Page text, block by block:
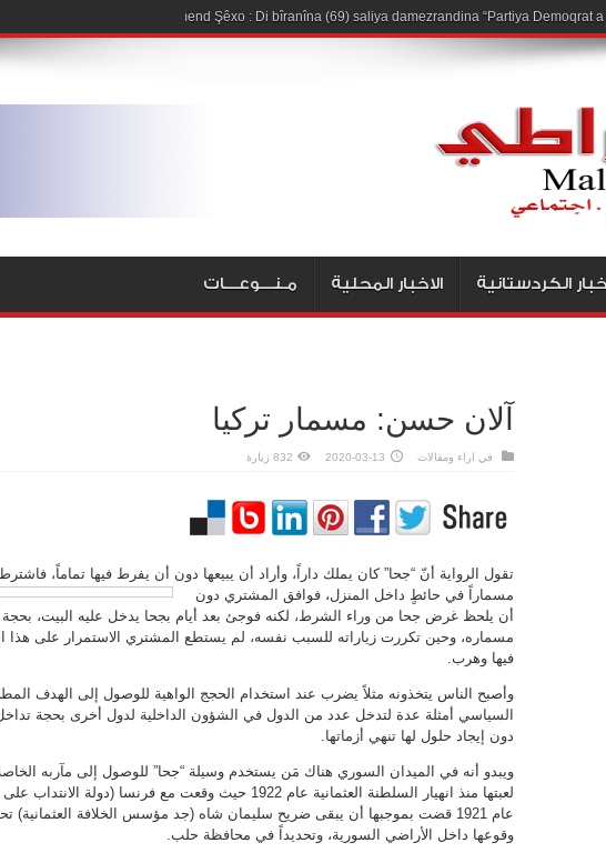
Hişmend Şêxo : Di bîranîna (69) saliya damezrandina “Partiya Demoqrat
الكردستانية الاخبار المحلية مـنـــوعـــات
آلان حسن: مسمار تركيا
في اراء ومقالات 2020-03-13 832 زيارة
تقول الرواية أنّ “جحا” كان يملك داراً، وأراد أن يبيعها دون أن يفرط فيها تماماً،
مسماراً في حائطٍ داخل المنزل، فوافق المشتري دون
أن يلحظ غرض جحا من وراء الشرط، لكنه فوجئ بعد أيام بجحا يدخل عليه البيت، بحجة
مسماره، وحين تكررت زياراته للسبب نفسه، لم يستطع المشتري الاستمرار على هذا
فيها وهرب.
وأصبح الناس يتخذونه مثلاً يضرب عند استخدام الحجج الواهية للوصول إلى الهدف
السياسي أمثلة عدة لتدخل عدد من الدول في الشؤون الداخلية لدول أخرى بحجة تداخل
دون إيجاد حلول لها تنهي أزماتها.
ويبدو أنه في الميدان السوري هناك مَن يستخدم وسيلة “جحا” للوصول إلى مآربه
لعبتها منذ انهيار السلطنة العثمانية عام 1922 حيث وقعت مع فرنسا
عام 1921 قضت بموجبها أن يبقى ضريح سليمان شاه (جد مؤسس الخلافة العثمانية)
وقوعها داخل الأراضي السورية، وتحديداً في محافظة حلب.